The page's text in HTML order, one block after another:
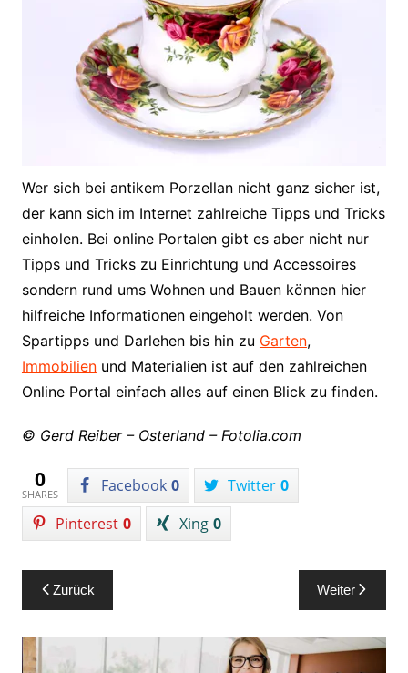
Wer sich bei antikem Porzellan nicht ganz sicher ist,
der kann sich im Internet zahlreiche Tipps und Tricks
einholen. Bei online Portalen gibt es aber nicht nur
Tipps und Tricks zu Einrichtung und Accessoires
sondern rund ums Wohnen und Bauen können hier
hilfreiche Informationen eingeholt werden. Von
Spartipps und Darlehen bis hin zu Garten,
Immobilienund Materialien ist auf den zahlreichen
Online Portal einfach alles auf einen Blick zu finden.
© Gerd Reiber – Osterland – Fotolia.com
0
SHARES Facebook 0 Twitter 0
Pinterest 0 Xing 0
Beitragsnavigation
Zurück Weiter